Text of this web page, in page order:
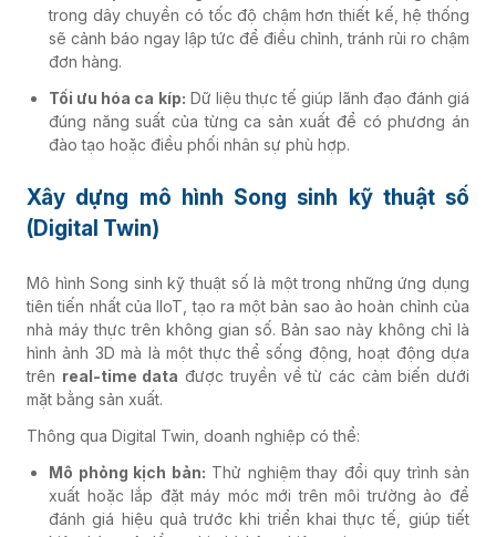
trong dây chuyền có tốc độ chậm hơn thiết kế, hệ thống
sẽ cảnh báo ngay lập tức để điều chỉnh, tránh rủi ro chậm
đơn hàng.
Tối ưu hóa ca kíp: Dữ liệu thực tế giúp lãnh đạo đánh giá
đúng năng suất của từng ca sản xuất để có phương án
đào tạo hoặc điều phối nhân sự phù hợp.
Xây dựng mô hình Song sinh kỹ thuật số
(Digital Twin)
Mô hình Song sinh kỹ thuật số là một trong những ứng dụng
tiên tiến nhất của IIoT, tạo ra một bản sao ảo hoàn chỉnh của
nhà máy thực trên không gian số. Bản sao này không chỉ là
hình ảnh 3D mà là một thực thể sống động, hoạt động dựa
trên real-time data được truyền về từ các cảm biến dưới
mặt bằng sản xuất.
Thông qua Digital Twin, doanh nghiệp có thể:
Mô phỏng kịch bản: Thử nghiệm thay đổi quy trình sản
xuất hoặc lắp đặt máy móc mới trên môi trường ảo để
đánh giá hiệu quả trước khi triển khai thực tế, giúp tiết